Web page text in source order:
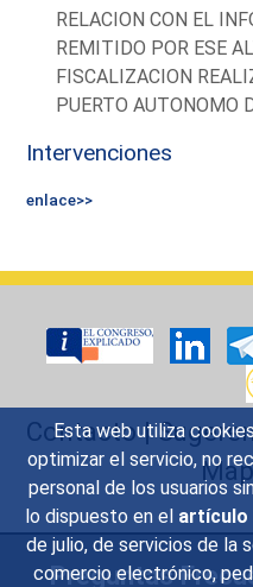
Esta web utiliza
optimizar el servicio, no
personal de los usuarios
lo dispuesto en el artículo
de julio, de servicios de la
comercio electrónico,
RELACION CON EL
REMITIDO POR ESE
FISCALIZACION
PUERTO AUTONOMO
Intervenciones
enlace>>
Contacto|
Preguntas